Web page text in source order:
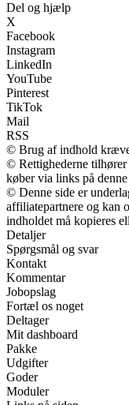
Del og hjælp
X
Facebook
Instagram
LinkedIn
YouTube
Pinterest
TikTok
Mail
RSS
© Brug af indhold
© Rettighederne
køber via links på
© Denne side er
affiliatepartnere og kan
indholdet må kopieres
Detaljer
Spørgsmål og svar
Kontakt
Kommentar
Jobopslag
Fortæl os noget
Deltager
Mit dashboard
Pakke
Udgifter
Goder
Moduler